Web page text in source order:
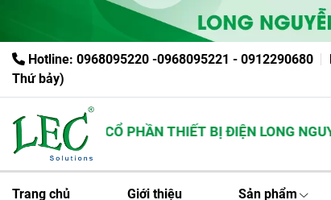
Hotline: 0968095220 -0968095221 - 0912290680
Thứ bảy)
CÔNG TY CỔ PHẦN THIẾT BỊ ĐIỆN LONG NGUYỄN
Trang chủ Giới thiệu Sản phẩm